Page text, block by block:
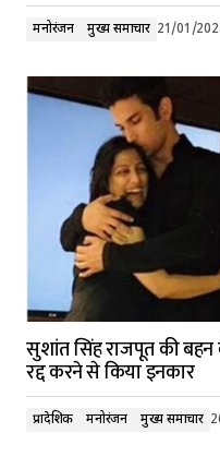
मनोरंजन मुख्य समाचार 21/01/
सुशांत सिंह राजपूत की बहन
रद्द करने से किया इनकार
प्रादेशिक मनोरंजन मुख्य समाचार